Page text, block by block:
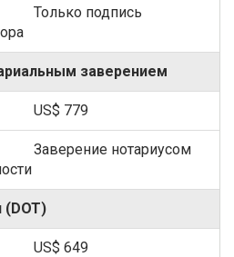
Только подпись
заверением
US$ 779
Заверение нотариусом
(DOT)
US$ 649